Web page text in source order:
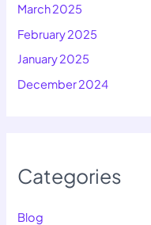
March 2025
February 2025
January 2025
December 2024
Categories
Blog